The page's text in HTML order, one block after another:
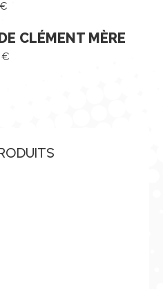
€
CLÉMENT MÈRE
€